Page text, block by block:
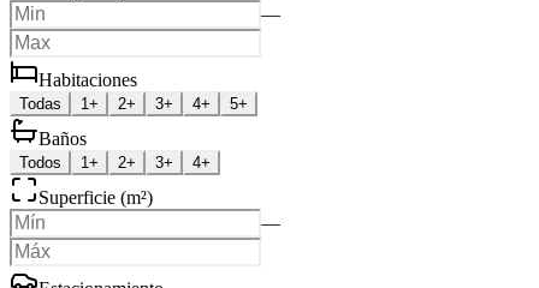
—
Habitaciones
Todas 1+ 2+ 3+ 4+ 5+
Baños
Todos 1+ 2+ 3+ 4+
Superficie (m²)
—